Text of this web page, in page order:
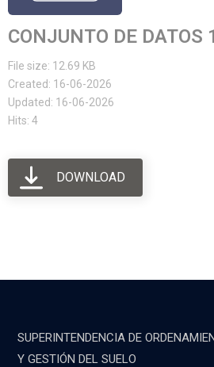
CONJUNTO DE DATOS
File size: 12.69 KB
Created: 16-06-2026
Updated: 16-06-2026
Hits: 4
DOWNLOAD
SUPERINTENDENCIA DE
Y GESTIÓN DEL SUELO